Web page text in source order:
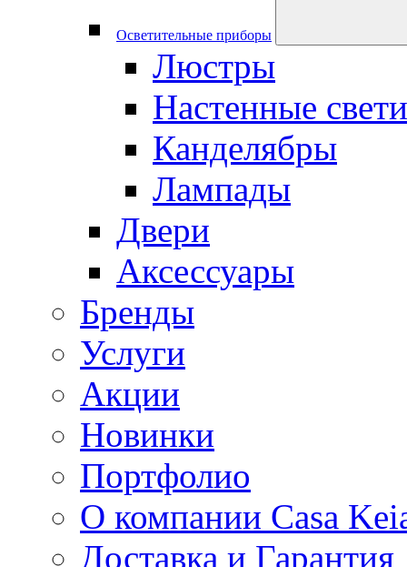
Осветительные приборы
Люстры
Настенные
Канделябры
Лампады
Двери
Аксессуары
Бренды
Услуги
Акции
Новинки
Портфолио
О компании Casa
Доставка и Гарантия